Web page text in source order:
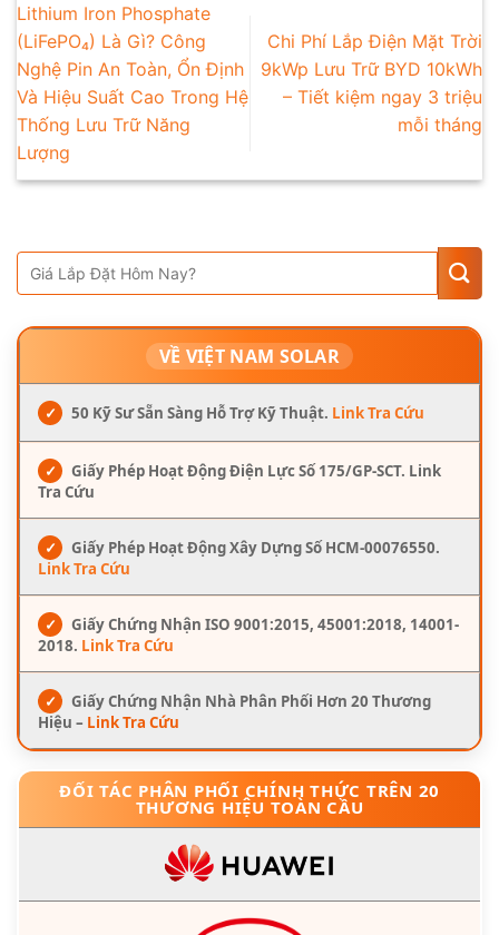
Lithium Iron Phosphate
(LiFePO₄) Là Gì? Công
Nghệ Pin An Toàn, Ổn Định
Và Hiệu Suất Cao Trong Hệ
Thống Lưu Trữ Năng
Lượng
Chi Phí Lắp Điện Mặt Trời
9kWp Lưu Trữ BYD 10kWh
– Tiết kiệm ngay 3 triệu
mỗi tháng
VỀ VIỆT NAM SOLAR
✓ 50 Kỹ Sư Sẵn Sàng Hỗ Trợ Kỹ Thuật. Link Tra Cứu
✓
Giấy Phép Hoạt Động Điện Lực Số 175/GP-SCT. Link
Tra Cứu
✓
Giấy Phép Hoạt Động Xây Dựng Số HCM-00076550.
Link Tra Cứu
✓
Giấy Chứng Nhận ISO 9001:2015, 45001:2018, 14001-
2018. Link Tra Cứu
✓
Giấy Chứng Nhận Nhà Phân Phối Hơn 20 Thương
Hiệu – Link Tra Cứu
ĐỐI TÁC PHÂN PHỐI CHÍNH THỨC TRÊN 20
THƯƠNG HIỆU TOÀN CẦU